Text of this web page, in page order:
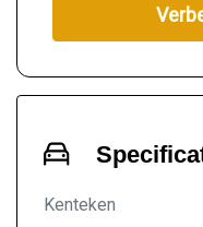
Kenteken